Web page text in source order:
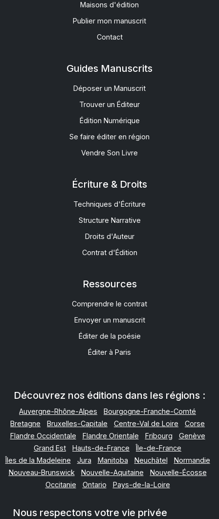
Maisons d'édition
Publier mon manuscrit
Contact
Guides Manuscrits
Déposer un Manuscrit
Trouver un Éditeur
Édition Numérique
Se faire éditer en région
Vendre Son Livre
Écriture & Droits
Techniques d'Écriture
Structure Narrative
Droits d'Auteur
Contrat d'Édition
Ressources
Comprendre le contrat
Envoyer un manuscrit
Éditer de la poésie
Éditer à Paris
Découvrez nos éditions dans les régions :
Auvergne-Rhône-Alpes
Bourgogne-Franche-Comté
Bretagne
Bruxelles-Capitale Centre-Val de Loire
Corse
Flandre Occidentale
Flandre Orientale Fribourg
Genève
Grand Est
Hauts-de-France
Île-de-France
Îles de la Madeleine
Jura Manitoba Neuchâtel
Normandie
Nouveau-Brunswick
Nouvelle-Aquitaine
Nouvelle-Écosse
Occitanie
Ontario
Pays-de-la-Loire
Terre-Neuve-et-Labrador
Valais Vaud
Nous respectons votre vie privée